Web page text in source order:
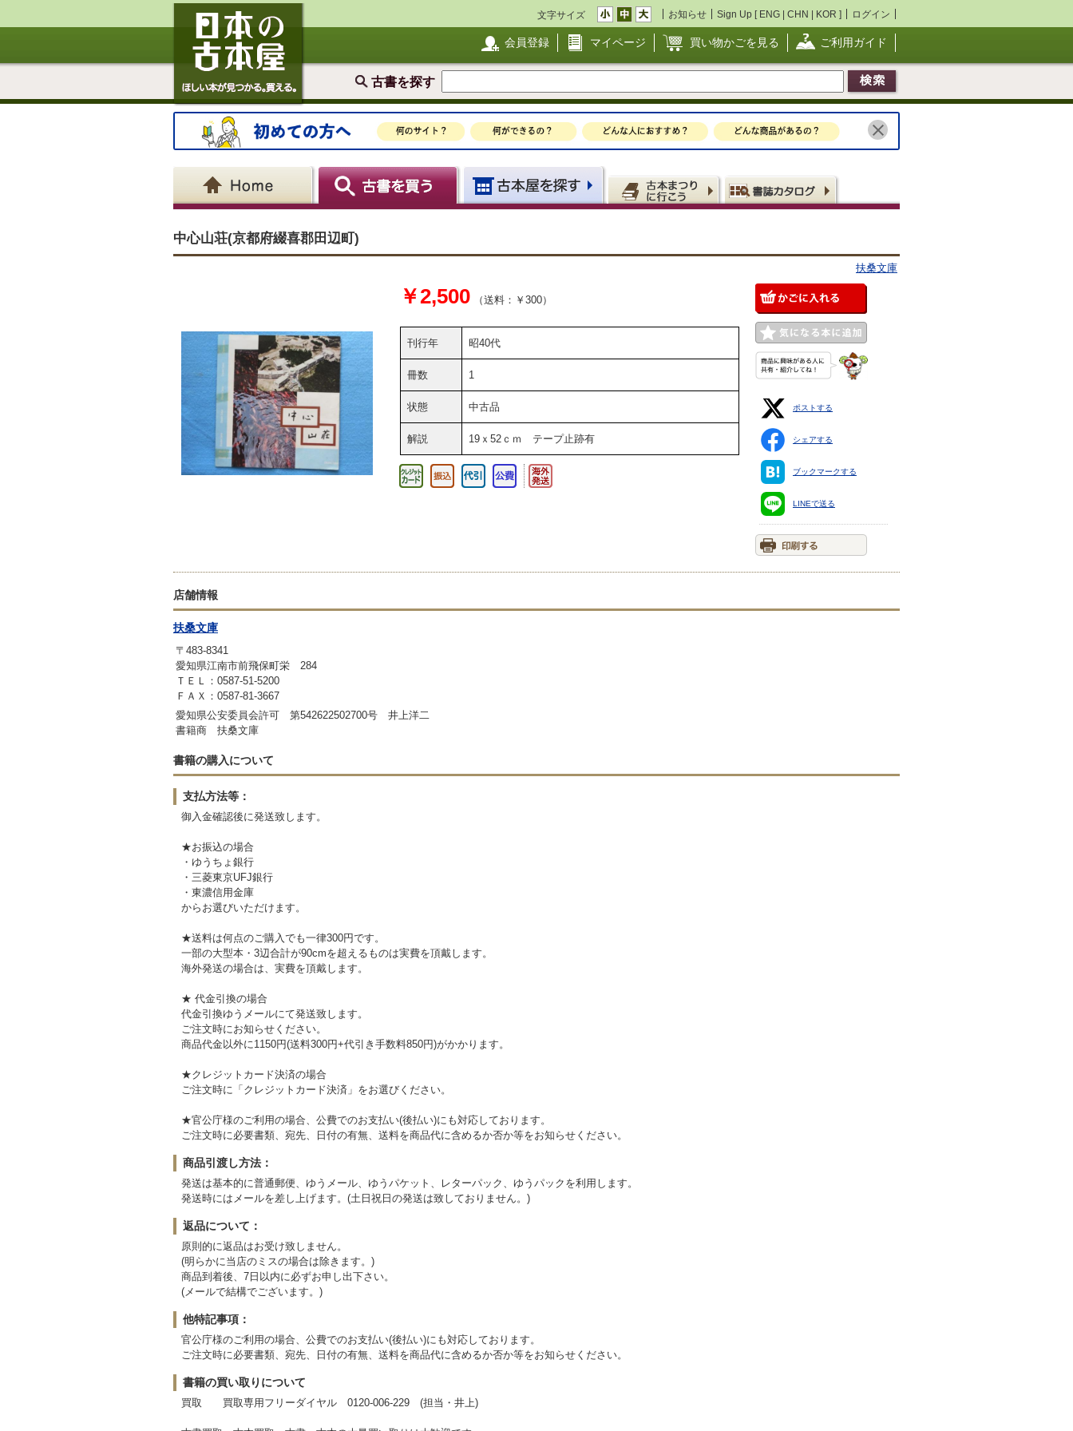
文字サイズ お知らせ Sign Up [ ENG | CHN | KOR ] ログイン
会員登録 マイページ 買い物かごを見る ご利用ガイド
古書を探す
中心山荘(京都府綴喜郡田辺町)
扶桑文庫
￥2,500 （送料：￥300）
刊行年 昭40代
冊数 1
状態 中古品
解説 19ｘ52ｃｍ テープ止跡有
ポストする
シェアする
ブックマークする
LINEで送る
店舗情報
扶桑文庫
〒483-8341
愛知県江南市前飛保町栄 284
ＴＥＬ：0587-51-5200
ＦＡＸ：0587-81-3667
愛知県公安委員会許可 第542622502700号 井上洋二
書籍商 扶桑文庫
書籍の購入について
支払方法等：
御入金確認後に発送致します。
★お振込の場合
・ゆうちょ銀行
・三菱東京UFJ銀行
・東濃信用金庫
からお選びいただけます。
★送料は何点のご購入でも一律300円です。
一部の大型本・3辺合計が90cmを超えるものは実費を頂戴します。
海外発送の場合は、実費を頂戴します。
★ 代金引換の場合
代金引換ゆうメールにて発送致します。
ご注文時にお知らせください。
商品代金以外に1150円(送料300円+代引き手数料850円)がかかります。
★クレジットカード決済の場合
ご注文時に「クレジットカード決済」をお選びください。
★官公庁様のご利用の場合、公費でのお支払い(後払い)にも対応しております。
ご注文時に必要書類、宛先、日付の有無、送料を商品代に含めるか否か等をお知らせください。
商品引渡し方法：
発送は基本的に普通郵便、ゆうメール、ゆうパケット、レターパック、ゆうパックを利用します。
発送時にはメールを差し上げます。(土日祝日の発送は致しておりません。)
返品について：
原則的に返品はお受け致しません。
(明らかに当店のミスの場合は除きます。)
商品到着後、7日以内に必ずお申し出下さい。
(メールで結構でございます。)
他特記事項：
官公庁様のご利用の場合、公費でのお支払い(後払い)にも対応しております。
ご注文時に必要書類、宛先、日付の有無、送料を商品代に含めるか否か等をお知らせください。
書籍の買い取りについて
買取 買取専用フリーダイヤル 0120-006-229 (担当・井上)